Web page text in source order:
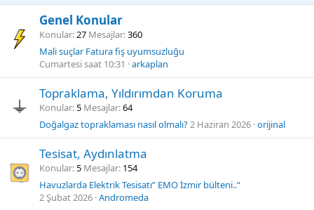
Genel Konular
Konular 27 Mesajlar 360
Mali suçlar Fatura fiş uyumsuzluğu
Cumartesi saat 10:31
arkaplan
Topraklama, Yıldırımdan Koruma
Konular 5 Mesajlar 64
Doğalgaz topraklaması nasıl olmalı?2 Haziran 2026 orijinal
Tesisat, Aydınlatma
Konular 5 Mesajlar 154
Havuzlarda Elektrik Tesisatı” EMO İzmir bülteni..“
2 Şubat 2026 Andromeda